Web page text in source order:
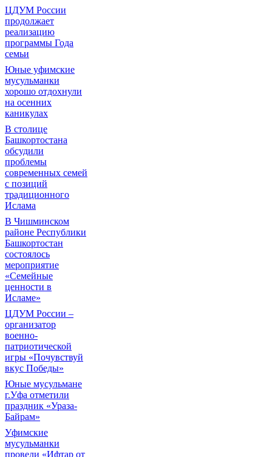
ЦДУМ России
продолжает
реализацию
программы Года
семьи
Юные уфимские
мусульманки
хорошо отдохнули
на осенних
каникулах
В столице
Башкортостана
обсудили
проблемы
современных семей
с позиций
традиционного
Ислама
В Чишминском
районе Республики
Башкортостан
состоялось
мероприятие
«Семейные
ценности в
Исламе»
ЦДУМ России –
организатор
военно-
патриотической
игры «Почувствуй
вкус Победы»
Юные мусульмане
г.Уфа отметили
праздник «Ураза-
Байрам»
Уфимские
мусульманки
провели «Ифтар от